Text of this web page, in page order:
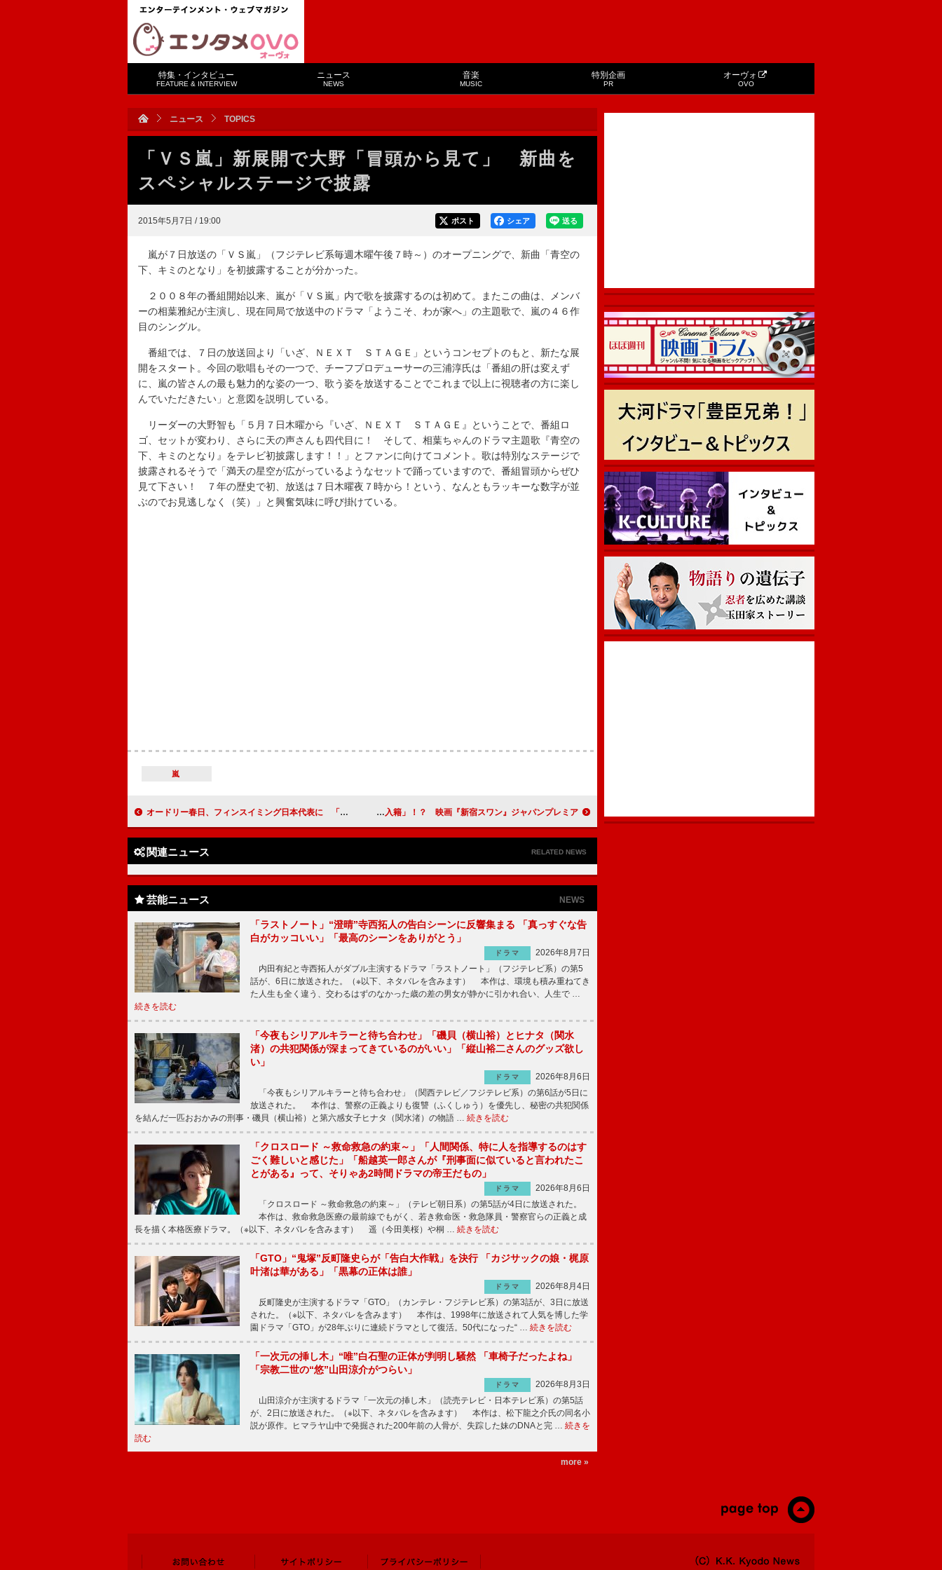
特集・インタビュー
FEATURE & INTERVIEW
ニュース
NEWS
音楽
MUSIC
特別企画
PR
オーヴォ
OVO
ニュース TOPICS
「ＶＳ嵐」新展開で大野「冒頭から見て」 新曲を
スペシャルステージで披露
2015年5月7日 / 19:00 送る
シェア
ポスト
嵐が７日放送の「ＶＳ嵐」（フジテレビ系毎週木曜午後７時～）のオープニングで、新曲「青空の
下、キミのとなり」を初披露することが分かった。
２００８年の番組開始以来、嵐が「ＶＳ嵐」内で歌を披露するのは初めて。またこの曲は、メンバ
ーの相葉雅紀が主演し、現在同局で放送中のドラマ「ようこそ、わが家へ」の主題歌で、嵐の４６作
目のシングル。
番組では、７日の放送回より「いざ、ＮＥＸＴ ＳＴＡＧＥ」というコンセプトのもと、新たな展
開をスタート。今回の歌唱もその一つで、チーフプロデューサーの三浦淳氏は「番組の肝は変えず
に、嵐の皆さんの最も魅力的な姿の一つ、歌う姿を放送することでこれまで以上に視聴者の方に楽し
んでいただきたい」と意図を説明している。
リーダーの大野智も「５月７日木曜から『いざ、ＮＥＸＴ ＳＴＡＧＥ』ということで、番組ロ
ゴ、セットが変わり、さらに天の声さんも四代目に！ そして、相葉ちゃんのドラマ主題歌『青空の
下、キミのとなり』をテレビ初披露します！！」とファンに向けてコメント。歌は特別なステージで
披露されるそうで「満天の星空が広がっているようなセットで踊っていますので、番組冒頭からぜひ
見て下さい！ ７年の歴史で初、放送は７日木曜夜７時から！という、なんともラッキーな数字が並
ぶのでお見逃しなく（笑）」と興奮気味に呼び掛けている。
嵐
オードリー春日、フィンスイミング日本代表に 「一番いい色のメダルしか考えていない」 綾野剛、山田孝之と「２年後に入籍」！？ 映画『新宿スワン』ジャパンプレミア
関連ニュース RELATED NEWS
芸能ニュース NEWS
「ラストノート」“澄晴”寺西拓人の告白シーンに反響集まる 「真っすぐな告
白がカッコいい」「最高のシーンをありがとう」
ドラマ
2026年8月7日
内田有紀と寺西拓人がダブル主演するドラマ「ラストノート」（フジテレビ系）の第5
話が、6日に放送された。（※以下、ネタバレを含みます） 本作は、環境も積み重ねてき
た人生も全く違う、交わるはずのなかった歳の差の男女が静かに引かれ合い、人生で …
続きを読む
「今夜もシリアルキラーと待ち合わせ」「磯貝（横山裕）とヒナタ（関水
渚）の共犯関係が深まってきているのがいい」「縦山裕二さんのグッズ欲し
い」
ドラマ
2026年8月6日
「今夜もシリアルキラーと待ち合わせ」（関西テレビ／フジテレビ系）の第6話が5日に
放送された。 本作は、警察の正義よりも復讐（ふくしゅう）を優先し、秘密の共犯関係
を結んだ一匹おおかみの刑事・磯貝（横山裕）と第六感女子ヒナタ（関水渚）の物語 … 続きを読む
「クロスロード ～救命救急の約束～」「人間関係、特に人を指導するのはす
ごく難しいと感じた」「船越英一郎さんが『刑事面に似ていると言われたこ
とがある』って、そりゃあ2時間ドラマの帝王だもの」
ドラマ
2026年8月6日
「クロスロード ～救命救急の約束～」（テレビ朝日系）の第5話が4日に放送された。
本作は、救命救急医療の最前線でもがく、若き救命医・救急隊員・警察官らの正義と成
長を描く本格医療ドラマ。（※以下、ネタバレを含みます） 遥（今田美桜）や桐 … 続きを読む
「GTO」“鬼塚”反町隆史らが「告白大作戦」を決行 「カジサックの娘・梶原
叶渚は華がある」「黒幕の正体は誰」
ドラマ
2026年8月4日
反町隆史が主演するドラマ「GTO」（カンテレ・フジテレビ系）の第3話が、3日に放送
された。（※以下、ネタバレを含みます） 本作は、1998年に放送されて人気を博した学
園ドラマ「GTO」が28年ぶりに連続ドラマとして復活。50代になった“ … 続きを読む
「一次元の挿し木」“唯”白石聖の正体が判明し騒然 「車椅子だったよね」
「宗教二世の“悠”山田涼介がつらい」
ドラマ
2026年8月3日
山田涼介が主演するドラマ「一次元の挿し木」（読売テレビ・日本テレビ系）の第5話
が、2日に放送された。（※以下、ネタバレを含みます） 本作は、松下龍之介氏の同名小
説が原作。ヒマラヤ山中で発掘された200年前の人骨が、失踪した妹のDNAと完 … 続きを
読む
more »